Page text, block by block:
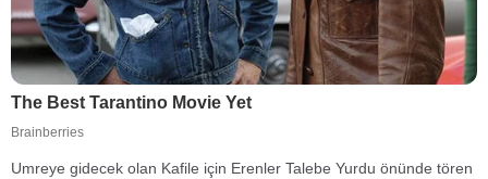
Umreye gidecek olan Kafile için Erenler Talebe Yurdu önünde tören